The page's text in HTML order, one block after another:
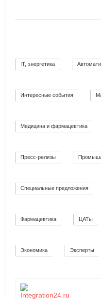
IT, энергетика
Интересные события
Медицина и фармацевтика
Пресс-релизы
Специальные предложения
Фармацевтика ЦАТы
Экономика Эксперты